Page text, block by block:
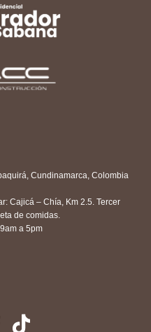
Cundinamarca, Colombia
Cajicá – Chía, Km 2.5. Tercer
de comidas.
a 5pm